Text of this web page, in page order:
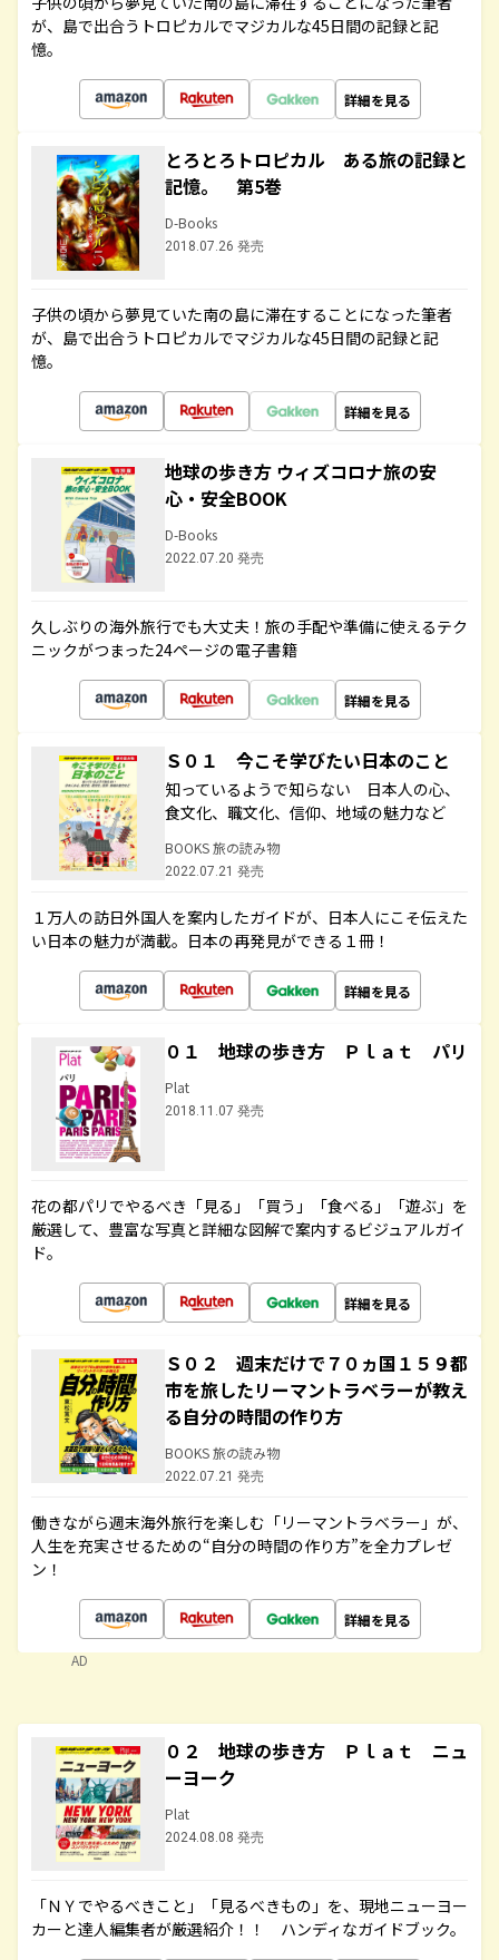
が、島で出合うトロピカルでマジカルな45日間の記録と記
憶。
詳細を見る
とろとろトロピカル ある旅の記録と
記憶。 第5巻
D-Books
2018.07.26 発売
子供の頃から夢見ていた南の島に滞在することになった筆者
が、島で出合うトロピカルでマジカルな45日間の記録と記
憶。
詳細を見る
地球の歩き方 ウィズコロナ旅の安
心・安全BOOK
D-Books
2022.07.20 発売
久しぶりの海外旅行でも大丈夫！旅の手配や準備に使えるテク
ニックがつまった24ページの電子書籍
詳細を見る
Ｓ０１ 今こそ学びたい日本のこと
知っているようで知らない 日本人の心、
食文化、職文化、信仰、地域の魅力など
BOOKS 旅の読み物
2022.07.21 発売
１万人の訪日外国人を案内したガイドが、日本人にこそ伝えた
い日本の魅力が満載。日本の再発見ができる１冊！
詳細を見る
０１ 地球の歩き方 Ｐｌａｔ パリ
Plat
2018.11.07 発売
花の都パリでやるべき「見る」「買う」「食べる」「遊ぶ」を
厳選して、豊富な写真と詳細な図解で案内するビジュアルガイ
ド。
詳細を見る
Ｓ０２ 週末だけで７０ヵ国１５９都
市を旅したリーマントラベラーが教え
る自分の時間の作り方
BOOKS 旅の読み物
2022.07.21 発売
働きながら週末海外旅行を楽しむ「リーマントラベラー」が、
人生を充実させるための“自分の時間の作り方”を全力プレゼ
ン！
詳細を見る
AD
０２ 地球の歩き方 Ｐｌａｔ ニュ
ーヨーク
Plat
2024.08.08 発売
「ＮＹでやるべきこと」「見るべきもの」を、現地ニューヨー
カーと達人編集者が厳選紹介！！ ハンディなガイドブック。